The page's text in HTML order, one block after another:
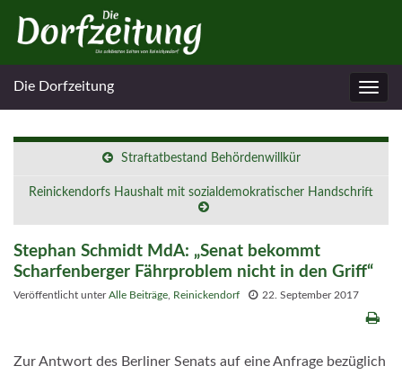
Die Dorfzeitung
Straftatbestand Behördenwillkür
Reinickendorfs Haushalt mit sozialdemokratischer Handschrift
Stephan Schmidt MdA: „Senat bekommt
Scharfenberger Fährproblem nicht in den Griff“
Veröffentlicht unterAlle Beiträge Reinickendorf 22. September 2017
Zur Antwort des Berliner Senats auf eine Anfrage bezüglich